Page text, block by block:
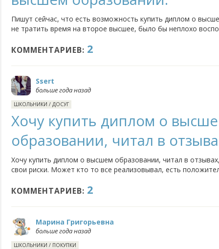
Пишут сейчас, что есть возможность купить диплом о
не тратить время на второе высшее, было бы неплохо
КОММЕНТАРИЕВ: 2
Ssert
больше года назад
ШКОЛЬНИКИ / ДОСУГ
Хочу купить диплом о
образовании, читал в
Хочу купить диплом о высшем образовании, читал в
свои риски. Может кто то все реализовывал, есть
КОММЕНТАРИЕВ: 2
Марина Григорьевна
больше года назад
ШКОЛЬНИКИ / ПОКУПКИ